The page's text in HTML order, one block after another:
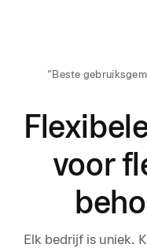
voor
Elk bedrijf is uniek.
“Beste